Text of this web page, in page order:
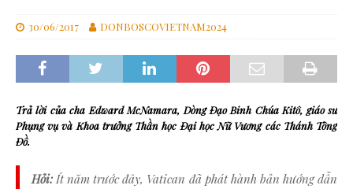
30/06/2017 DONBOSCOVIETNAM2024
Trả lời của cha Edward McNamara, Dòng Đạo Binh Chúa Kitô, giáo sư
Phụng vụ và Khoa trưởng Thần học Đại học Nữ Vương các Thánh Tông
Đồ.
Hỏi:Ít năm trước đây, Vatican đã phát hành bản hướng dẫn